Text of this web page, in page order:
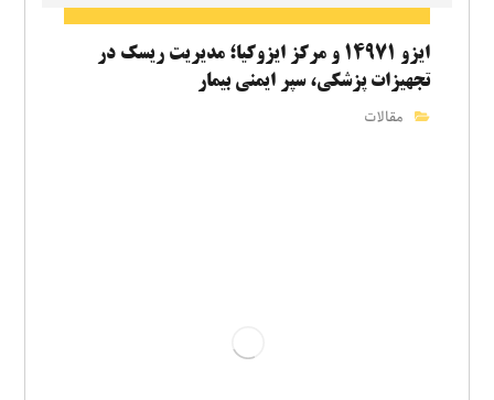
ایزو ۱۴۹۷۱ و مرکز ایزوکیا؛ مدیریت ریسک در
تجهیزات پزشکی، سپر ایمنی بیمار
مقالات